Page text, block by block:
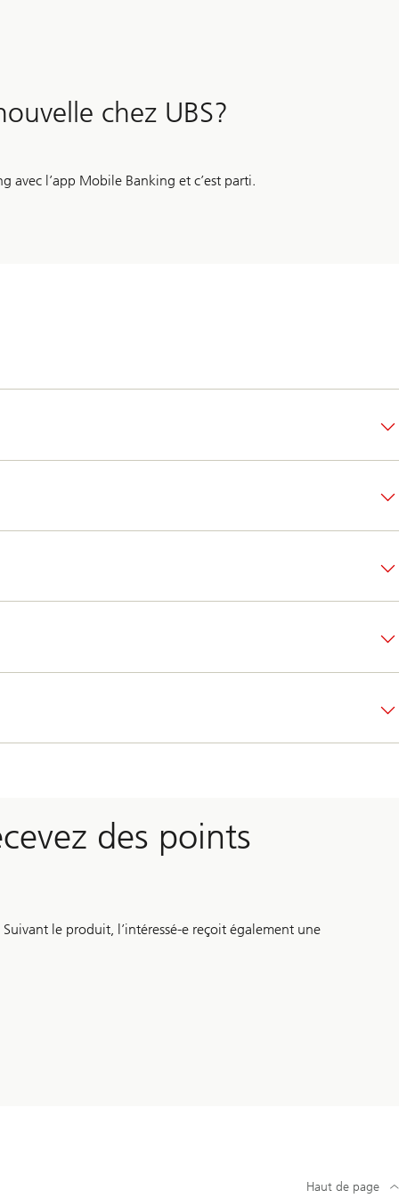
chez UBS?
avec l’app Mobile Banking et c’est parti.
des points
le produit, l’intéressé-e reçoit également une
Haut de page